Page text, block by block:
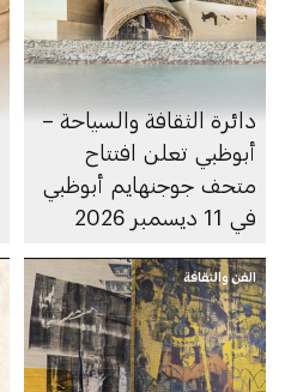
دائرة الثقافة والسياحة –
أبوظبي تعلن افتتاح
متحف جوجنهايم أبوظبي
في 11 ديسمبر 2026
الفن والثقافة